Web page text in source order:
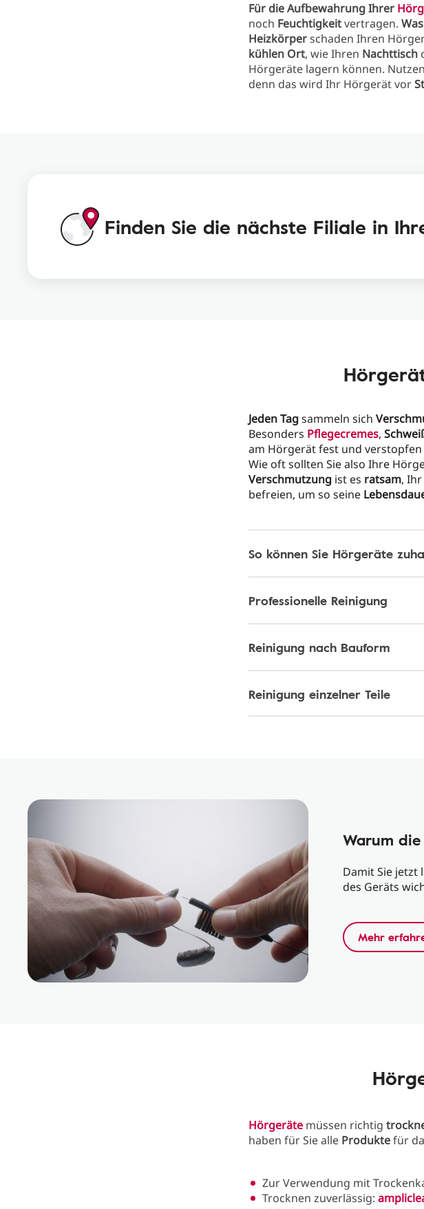
Für die Aufbewahrung Ihrer
noch Feuchtigkeitvertragen.
Heizkörperschaden Ihren
kühlen Ort, wie Ihren Nachttisch
Hörgeräte lagern können.
denn das wird Ihr Hörgerät vor
Finden Sie die nächste Filiale in
Jeden Tagsammeln sich
Besonders Pflegecremes,
am Hörgerät fest und
Wie oft sollten Sie also Ihre
Verschmutzung ist es ratsam,
befreien, um so seine
So können Sie Hörgeräte
Professionelle Reinigung
Reinigung nach Bauform
Reinigung einzelner Teile
Warum
Damit Sie jetzt
des Geräts
Mehr
Hörgeräte müssen richtig
haben für Sie alle Produktefür
Zur Verwendung mit
Trocknen zuverlässig: